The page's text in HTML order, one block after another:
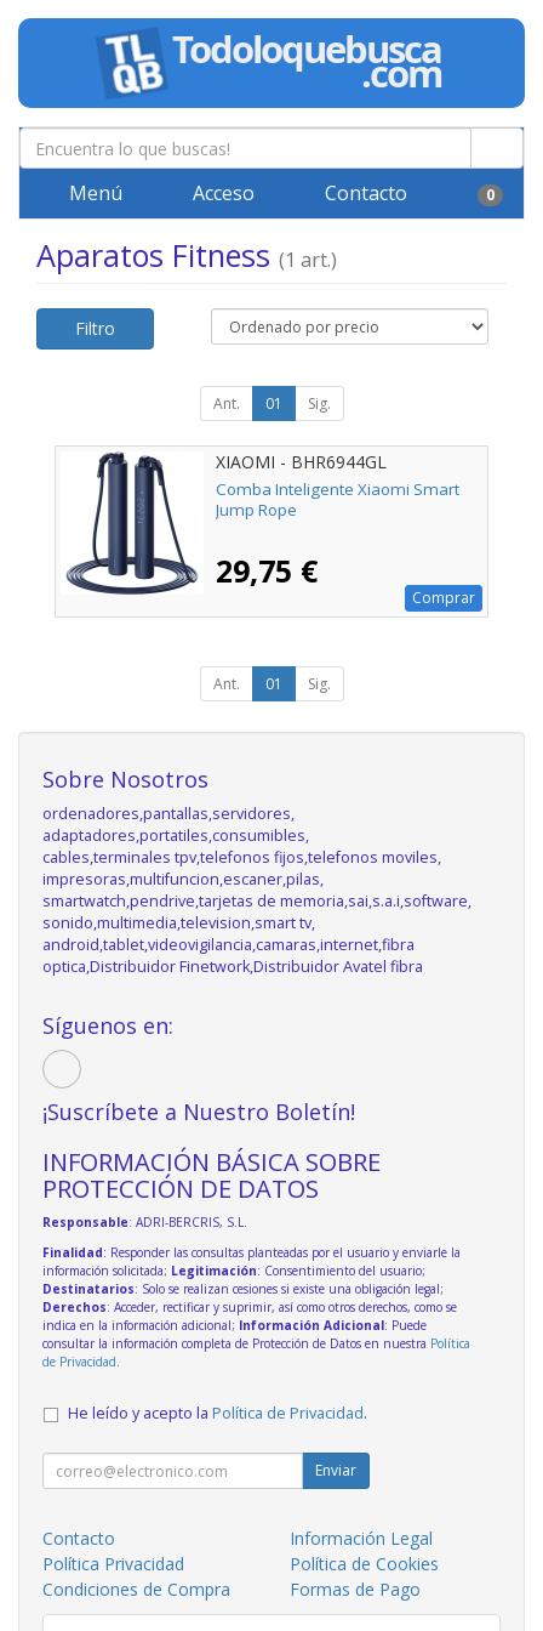
Menú Acceso Contacto 0
Aparatos Fitness (1 art.)
Filtro
Ant. 01 Sig.
XIAOMI - BHR6944GL
Comba Inteligente Xiaomi Smart
Jump Rope
29,75 €
Comprar
Ant. 01 Sig.
Sobre Nosotros
ordenadores,pantallas,servidores,
adaptadores,portatiles,consumibles,
cables,terminales tpv,telefonos fijos,telefonos moviles,
impresoras,multifuncion,escaner,pilas,
smartwatch,pendrive,tarjetas de memoria,sai,s.a.i,software,
sonido,multimedia,television,smart tv,
android,tablet,videovigilancia,camaras,internet,fibra
optica,Distribuidor Finetwork,Distribuidor Avatel fibra
Síguenos en:
¡Suscríbete a Nuestro Boletín!
INFORMACIÓN BÁSICA SOBRE
PROTECCIÓN DE DATOS
Responsable: ADRI-BERCRIS, S.L.
Finalidad: Responder las consultas planteadas por el usuario y enviarle la
información solicitada; Legitimación: Consentimiento del usuario;
Destinatarios: Solo se realizan cesiones si existe una obligación legal;
Derechos: Acceder, rectificar y suprimir, así como otros derechos, como se
indica en la información adicional; Información Adicional: Puede
consultar la información completa de Protección de Datos en nuestra Política
de Privacidad.
He leído y acepto la Política de Privacidad.
Enviar
Contacto
Información Legal
Política Privacidad
Política de Cookies
Condiciones de Compra
Formas de Pago